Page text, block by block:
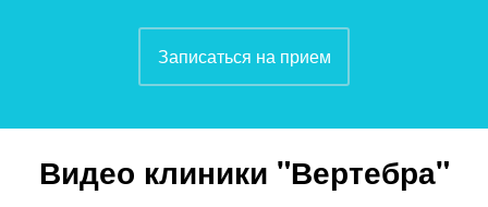
Записаться на прием
Видео клиники "Вертебра"